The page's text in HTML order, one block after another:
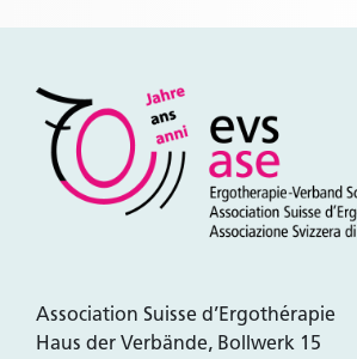
Association Suisse d’Ergothérapie
Haus der Verbände, Bollwerk 15